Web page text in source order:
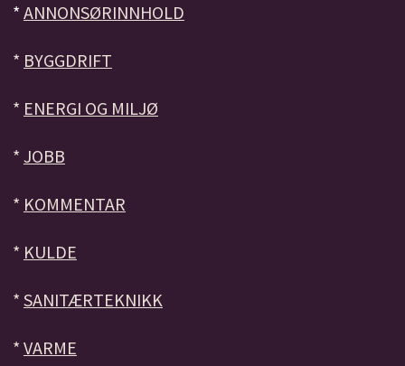
* ANNONSØRINNHOLD
* BYGGDRIFT
* ENERGI OG MILJØ
* JOBB
* KOMMENTAR
* KULDE
* SANITÆRTEKNIKK
* VARME